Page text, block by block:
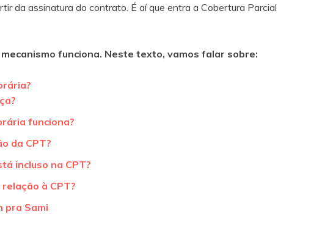
da assinatura do contrato. É aí que entra a Cobertura Parcial
funciona. Neste texto, vamos falar sobre:
funciona?
da CPT?
incluso na CPT?
à CPT?
pra Sami